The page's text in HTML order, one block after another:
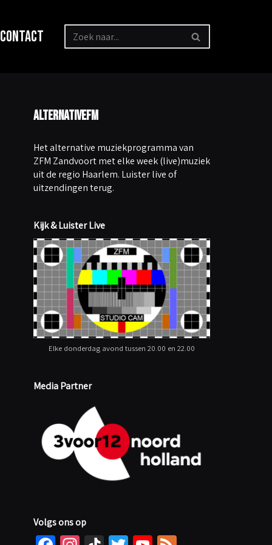
Contact
AlternativeFM
Het alternative muziekprogramma van
ZFM Zandvoort met elke week (live)muziek
uit de regio Haarlem. Luister live of
uitzendingen terug.
Kijk & Luister Live
Elke donderdag avond tussen 20.00 en 22.00
Media Partner
Volgs ons op